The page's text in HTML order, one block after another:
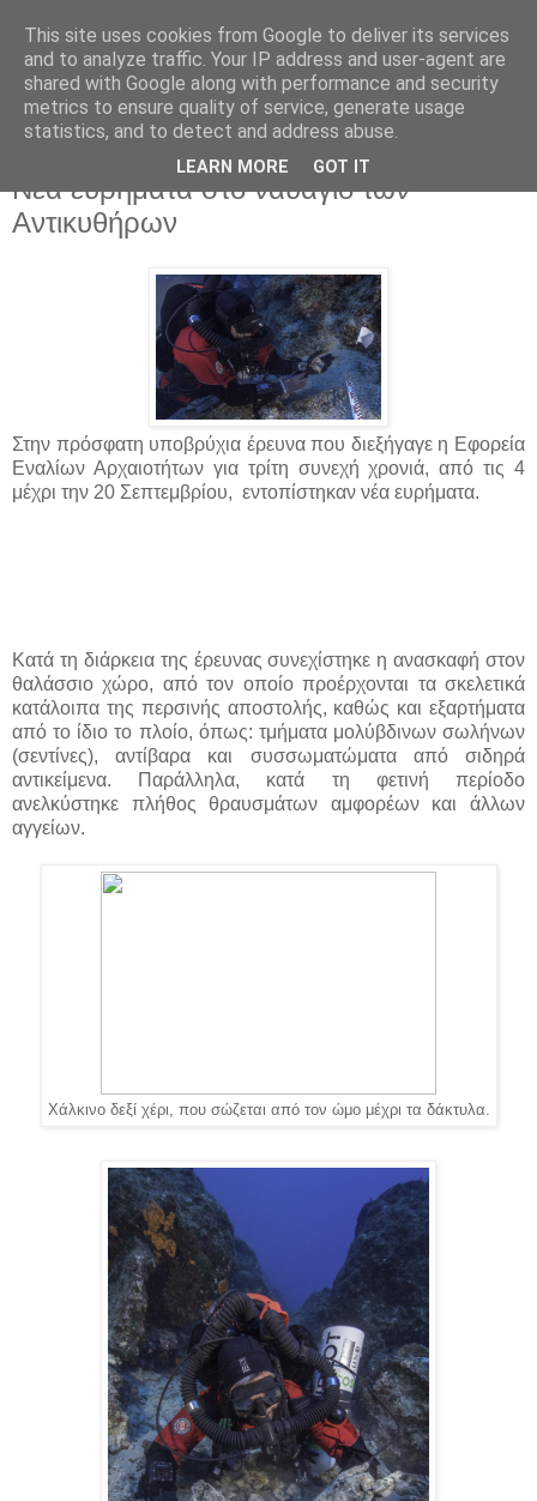
Νέα ευρήματα στο ναυάγιο των
Αντικυθήρων
Στην πρόσφατη υποβρύχια έρευνα που διεξήγαγε η Εφορεία
Εναλίων Αρχαιοτήτων για τρίτη συνεχή χρονιά, από τις 4
μέχρι την 20 Σεπτεμβρίου, εντοπίστηκαν νέα ευρήματα.
Κατά τη διάρκεια της έρευνας συνεχίστηκε η ανασκαφή στον
θαλάσσιο χώρο, από τον οποίο προέρχονται τα σκελετικά
κατάλοιπα της περσινής αποστολής, καθώς και εξαρτήματα
από το ίδιο το πλοίο, όπως: τμήματα μολύβδινων σωλήνων
(σεντίνες), αντίβαρα και συσσωματώματα από σιδηρά
αντικείμενα. Παράλληλα, κατά τη φετινή περίοδο
ανελκύστηκε πλήθος θραυσμάτων αμφορέων και άλλων
αγγείων.
Χάλκινο δεξί χέρι, που σώζεται από τον ώμο μέχρι τα δάκτυλα.
This site uses cookies from Google to deliver its services
and to analyze traffic. Your IP address and user-agent are
shared with Google along with performance and security
metrics to ensure quality of service, generate usage
statistics, and to detect and address abuse.
LEARN MORE GOT IT